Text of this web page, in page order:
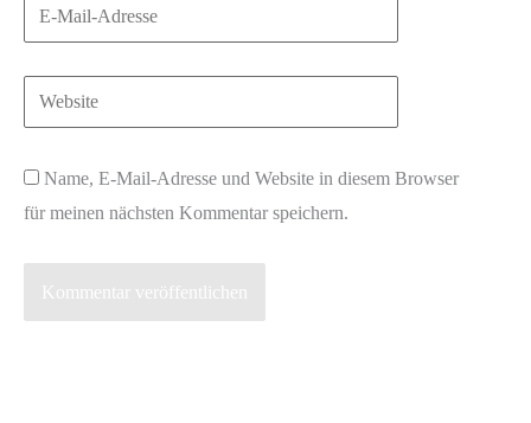
E-
Mail-
Adresse
Website
Name, E-Mail-Adresse und Website in diesem Browser
für meinen nächsten Kommentar speichern.